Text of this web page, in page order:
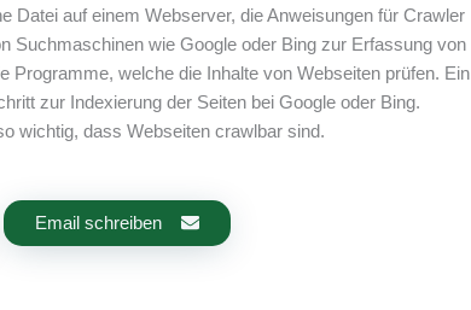
Datei auf einem Webserver, die Anweisungen für Crawler
Suchmaschinen wie Google oder Bing zur Erfassung von
Programme, welche die Inhalte von Webseiten prüfen. Ein
zur Indexierung der Seiten bei Google oder Bing.
wichtig, dass Webseiten crawlbar sind.
Email schreiben